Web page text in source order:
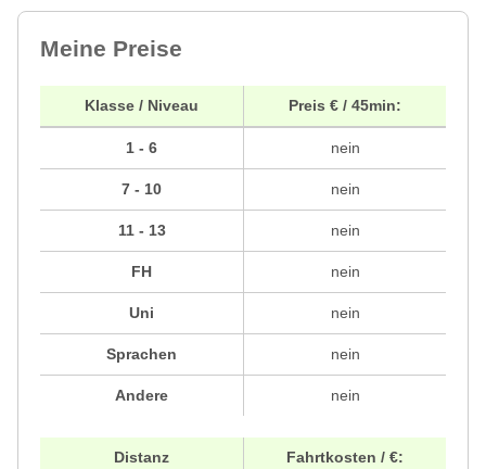
Meine Preise
Klasse / Niveau
1 - 6
7 - 10
11 - 13
FH
Uni
Sprachen
Andere
Preis € / 45min:
nein
nein
nein
nein
nein
nein
nein
Distanz Fahrtkosten / €: